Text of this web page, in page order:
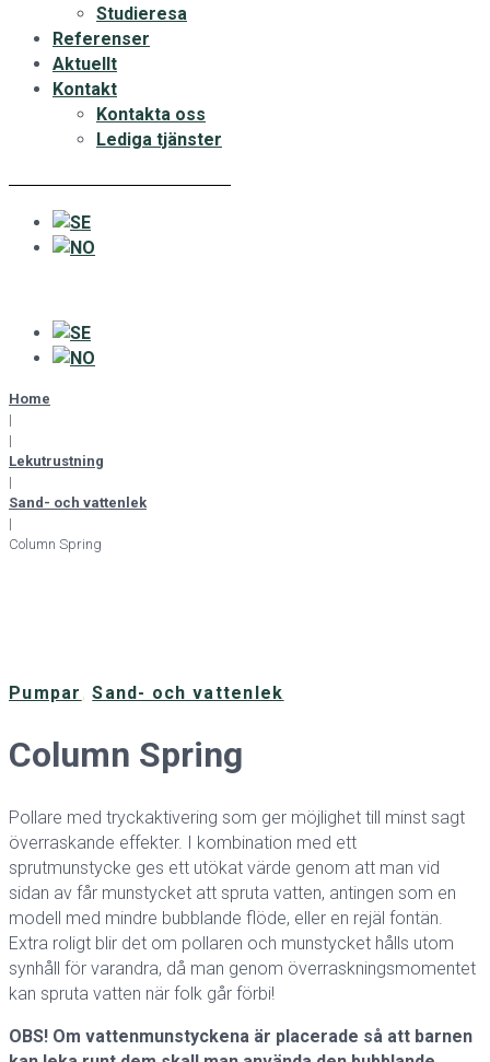
Studieresa
Referenser
Aktuellt
Kontakt
Kontakta oss
Lediga tjänster
Home
|
|
Lekutrustning
|
Sand- och vattenlek
|
Column Spring
Pumpar ,Sand- och vattenlek
Column Spring
Pollare med tryckaktivering som ger möjlighet till minst sagt
överraskande effekter. I kombination med ett
sprutmunstycke ges ett utökat värde genom att man vid
sidan av får munstycket att spruta vatten, antingen som en
modell med mindre bubblande flöde, eller en rejäl fontän.
Extra roligt blir det om pollaren och munstycket hålls utom
synhåll för varandra, då man genom överraskningsmomentet
kan spruta vatten när folk går förbi!
OBS! Om vattenmunstyckena är placerade så att barnen